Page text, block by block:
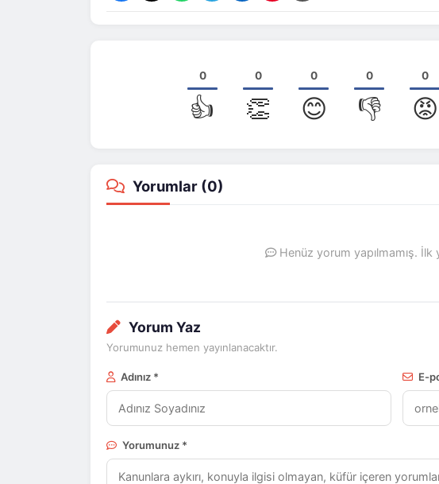
0
👍
0
👏
0
😊
0
👎
0
😡
Yorumlar (0)
Henüz yorum yapılmamış. İlk
Yorum Yaz
Yorumunuz hemen yayınlanacaktır.
Adınız * E-
Yorumunuz *